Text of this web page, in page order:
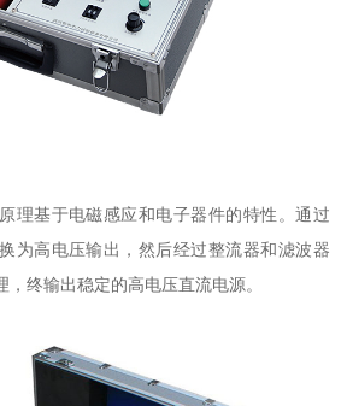
理基于电磁感应和电子器件的特性。通过
为高电压输出，然后经过整流器和滤波器
终输出稳定的高电压直流电源。